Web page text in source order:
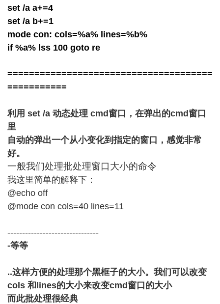
set /a a+=4
set /a b+=1
mode con: cols=%a% lines=%b%
if %a% lss 100 goto re
======================================
===========
利用 set /a 动态处理 cmd 窗口，在弹出的cmd 窗口
里
自动的弹出一个从小变化到指定的窗口 ，感觉非常
好。
一般我们处理批处理窗口大小的命令
我这里简单的解释下：
@echo off
@mode con cols=40 lines=11
-------------------------------
-等等
..这样方便的处理那个黑框子的大小。我们可以改变
cols 和 lines的大小来改变cmd 窗口的大小
而此批处理很经典